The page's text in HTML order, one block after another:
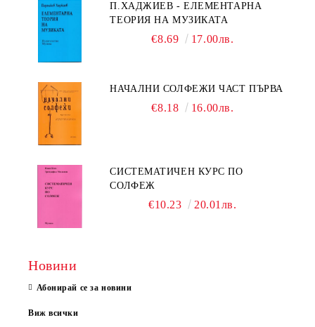
П.ХАДЖИЕВ - ЕЛЕМЕНТАРНА
ТЕОРИЯ НА МУЗИКАТА
€8.69 17.00лв.
НАЧАЛНИ СОЛФЕЖИ ЧАСТ ПЪРВА
€8.18 16.00лв.
СИСТЕМАТИЧЕН КУРС ПО
СОЛФЕЖ
€10.23 20.01лв.
Новини
Абонирай се за новини
Виж всички